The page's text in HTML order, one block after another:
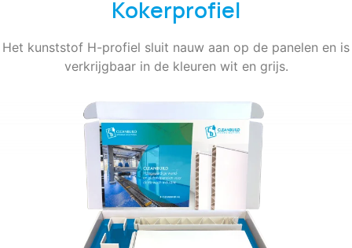
Kokerprofiel
Het kunststof H-profiel sluit nauw aan op de panelen en is
verkrijgbaar in de kleuren wit en grijs.